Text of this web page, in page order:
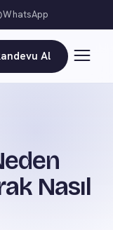
WhatsApp
Al
Nasıl